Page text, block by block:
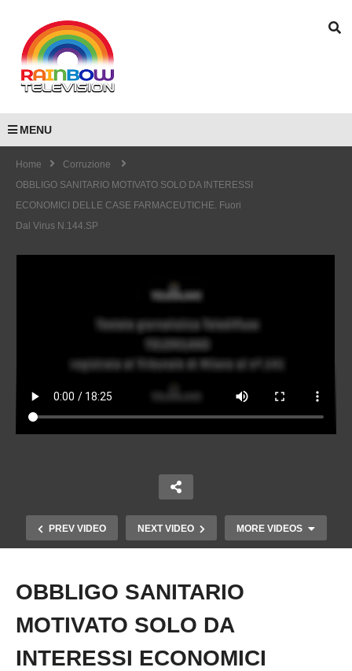
MENU
Home
Corruzione
OBBLIGO SANITARIO MOTIVATO SOLO DA INTERESSI
ECONOMICI DELLE CASE FARMACEUTICHE. Fuori
Dal Virus N.144.SP
PREV VIDEO NEXT VIDEO MORE VIDEOS
Copy Embed Code
OBBLIGO SANITARIO
MOTIVATO SOLO DA
INTERESSI ECONOMICI